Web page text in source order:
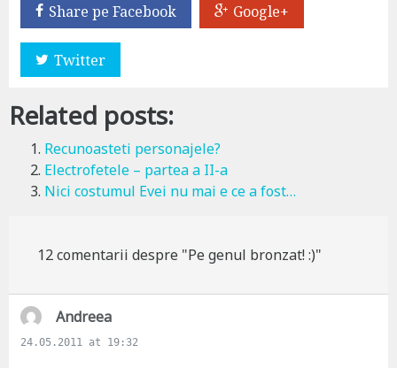
Share pe Facebook Google+
Twitter
Related posts:
Recunoasteti personajele?
Electrofetele – partea a II-a
Nici costumul Evei nu mai e ce a fost…
12 comentarii despre "Pe genul bronzat! :)"
Andreeas
a
24.05.2011 at 19:32